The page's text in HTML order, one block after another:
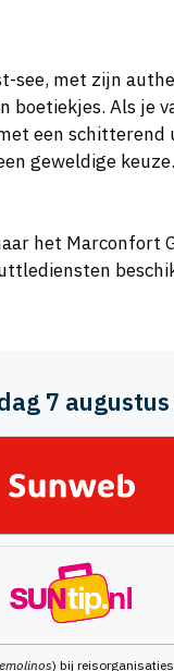
see, met zijn
boetiekjes. Als je
een schitterend
geweldige keuze.
het Marconfort
7 augustus
) bij